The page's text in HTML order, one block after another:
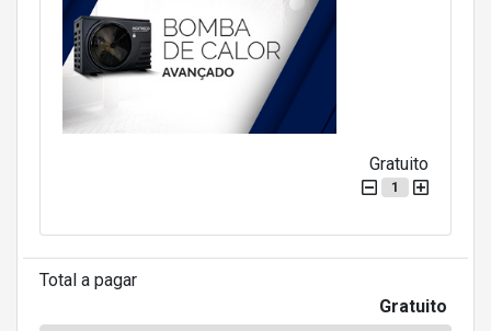
Gratuito
1
Total a pagar
Gratuito